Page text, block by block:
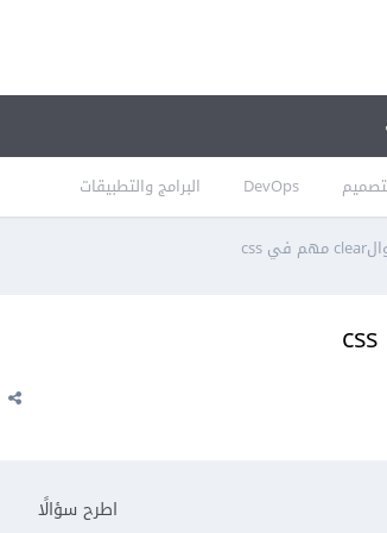
DevOps البرامج والتطبيقات
اطرح سؤالًا